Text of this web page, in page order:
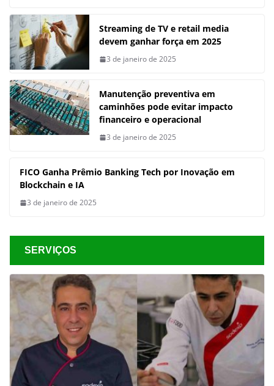
Streaming de TV e retail media
devem ganhar força em 2025
3 de janeiro de 2025
Manutenção preventiva em
caminhões pode evitar impacto
financeiro e operacional
3 de janeiro de 2025
FICO Ganha Prêmio Banking Tech por Inovação em
Blockchain e IA
3 de janeiro de 2025
SERVIÇOS